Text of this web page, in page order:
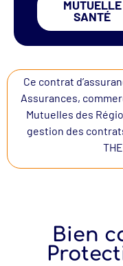
MUTUELLE
SANTÉ
Ce contrat
Assurances,
Mutuelles des
gestion des
Bien